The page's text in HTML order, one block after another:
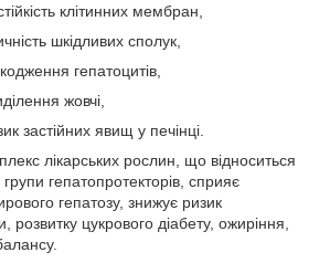
клітинних мембран,
шкідливих сполук,
гепатоцитів,
жовчі,
застійних явищ у печінці.
лікарських рослин, що відноситься
гепатопротекторів, сприяє
гепатозу, знижує ризик
розвитку цукрового діабету, ожиріння,